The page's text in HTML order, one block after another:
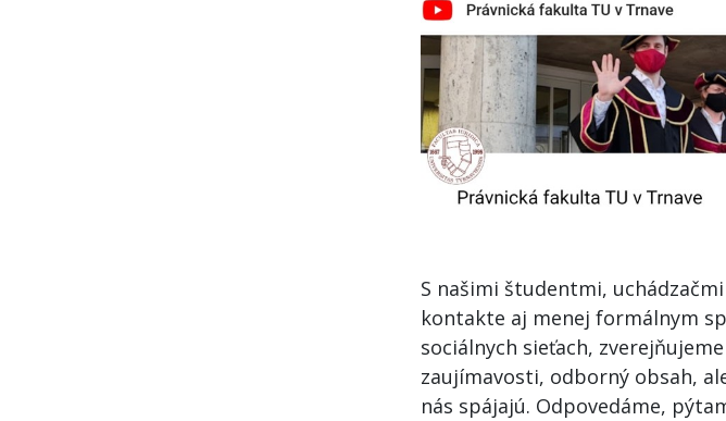
S našimi študentmi,
kontakte aj menej formálnym
sociálnych sieťach,
zaujímavosti, odborný obsah,
nás spájajú. Odpovedáme,